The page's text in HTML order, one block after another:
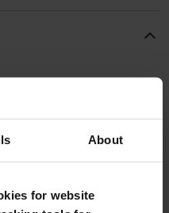
About
for website